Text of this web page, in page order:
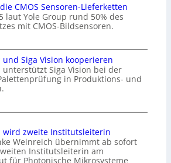
CMOS Sensoren-Lieferketten
laut Yole Group rund 50% des
mit CMOS-Bildsensoren.
Siga Vision kooperieren
unterstützt Siga Vision bei der
in Produktions- und
wird zweite Institutsleiterin
Weinreich übernimmt ab sofort
Institutsleiterin am
für Photonische Mikrosysteme